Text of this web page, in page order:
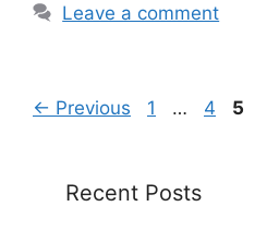
Leave a comment
← Previous Page
1 … Page
4 Page
5
Recent Posts